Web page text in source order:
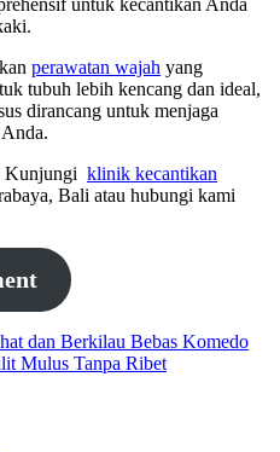
perawatan wajah yang
tubuh lebih kencang dan ideal,
dirancang untuk menjaga
Kunjungi klinik kecantikan
Bali atau hubungi kami
dan Berkilau Bebas Komedo
Mulus Tanpa Ribet